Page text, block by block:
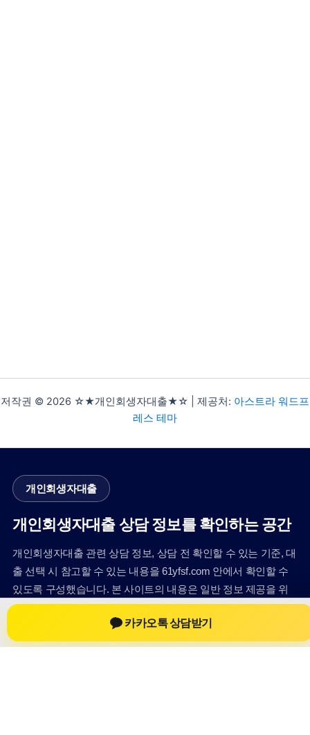
저작권 © 2026 ☆★개인회생자대출★☆ | 제공처: 아스트라 워드프
레스 테마
개인회생자대출
개인회생자대출 상담 정보를 확인하는 공간
개인회생자대출 관련 상담 정보, 상담 전 확인할 수 있는 기준, 대
출 선택 시 참고할 수 있는 내용을 61yfsf.com 안에서 확인할 수
있도록 구성했습니다. 본 사이트의 내용은 일반 정보 제공을 위
한 자료이며, 실제 가능 여부와 조건은 금융사 심사 및 상담을 통
해 확인하는 것이 필요합니다.카카오톡 상담받기